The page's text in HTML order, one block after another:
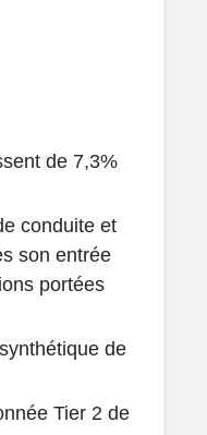
de 7,3%
conduite et
son entrée
portées
de
Tier 2 de